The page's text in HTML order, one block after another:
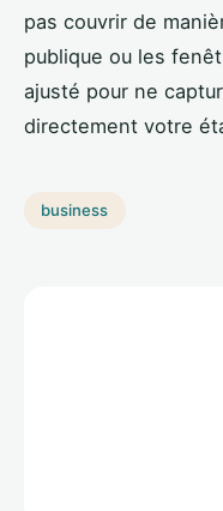
pas couvrir de
publique ou les
ajusté pour ne
directement votre
business